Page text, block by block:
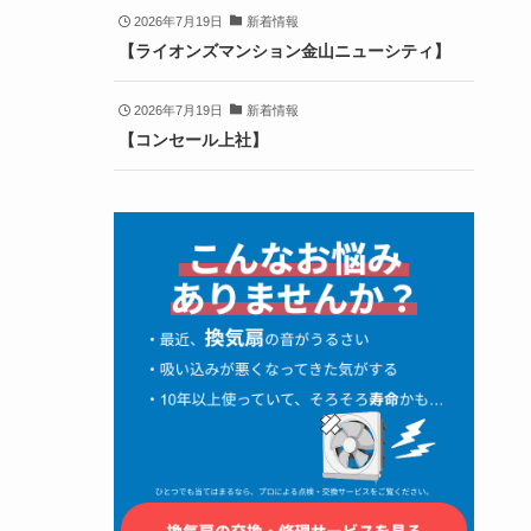
2026年7月19日 新着情報
【ライオンズマンション金山ニューシティ】
2026年7月19日 新着情報
【コンセール上社】